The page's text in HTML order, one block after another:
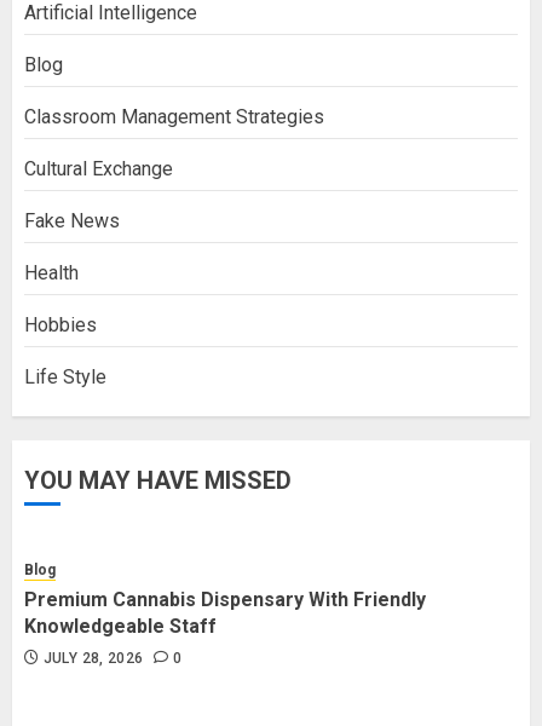
Artificial Intelligence
Blog
Classroom Management Strategies
Cultural Exchange
Fake News
Health
Hobbies
Life Style
YOU MAY HAVE MISSED
Blog
Premium Cannabis Dispensary With Friendly
Knowledgeable Staff
JULY 28, 2026 0